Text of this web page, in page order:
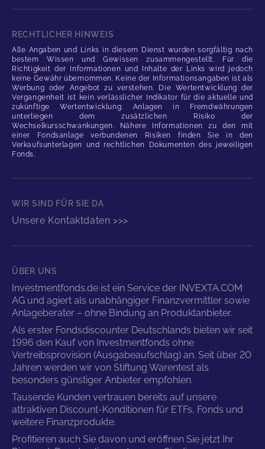
RECHTLICHER HINWEIS
Alle Angaben und Links in diesem Dienst wurden sorgfältig nach
bestem Wissen und Gewissen zusammengestellt. Für die
Richtigkeit der Informationen und Inhalte der Links wird jedoch
keine Gewähr übernommen. Keine der Informationsangaben ist als
Werbung oder Angebot zu verstehen. Die Wertentwicklung der
Vergangenheit ist kein verlässlicher Indikator für die aktuelle und
zukünftige Wertentwicklung. Anlagen in Fremdwährungen
unterliegen dem zusätzlichen Risiko der
Wechselkursschwankungen. Nähere Informationen zu den mit
einer Fondsanlage verbundenen Risiken finden Sie in den
Verkaufsunterlagen und rechtlichen Dokumenten des jeweiligen
Fonds.
WIR SIND FÜR SIE DA
Unsere Kontaktdaten >>>
ÜBER UNS
Investmentfonds.de ist ein Service der INVEXTA.COM
AG und agiert als unabhängiger Finanzvermittler sowie
Anlageberater – ohne Bindung an Produktanbieter.
Als erster Fondsdiscounter Deutschlands bieten wir seit
1996 den Kauf von Investmentfonds ohne
Vertreibsprovision (Ausgabeaufschlag) an. Seit über 20
Jahren werden wir von Stiftung Warentest als
besonders günstiger Anbieter empfohlen.
Tausende Kunden vertrauen bereits auf unsere
attraktiven Discount-Konditionen für ETFs, Fonds und
weitere Finanzprodukte.
Profitieren auch Sie davon und eröffnen Sie jetzt Ihr